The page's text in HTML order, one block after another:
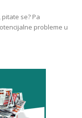
se? Pa
probleme u